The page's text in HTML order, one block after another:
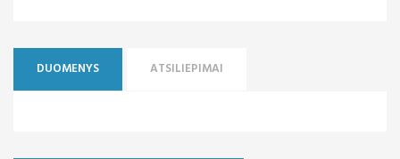
DUOMENYS ATSILIEPIMAI